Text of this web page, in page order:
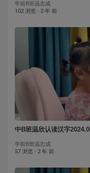
学前B班温志成
102 浏览 · 2 年 前
中B班温欣认读汉字
学前B班温志成
57 浏览 · 2 年 前